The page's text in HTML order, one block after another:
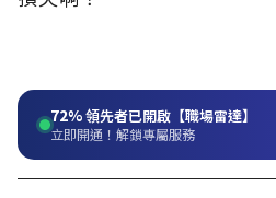
72%領先者已開啟【職場雷達】
立即開通！解鎖專屬服務